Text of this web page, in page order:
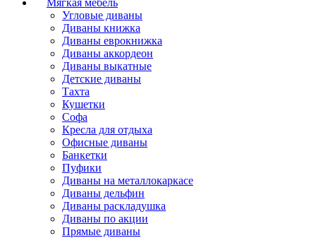
Мягкая мебель
Угловые диваны
Диваны книжка
Диваны еврокнижка
Диваны аккордеон
Диваны выкатные
Детские диваны
Тахта
Кушетки
Софа
Кресла для отдыха
Офисные диваны
Банкетки
Пуфики
Диваны на металлокаркасе
Диваны дельфин
Диваны раскладушка
Диваны по акции
Прямые диваны